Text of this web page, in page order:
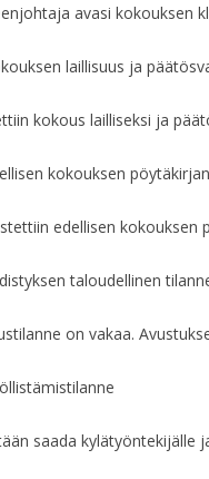
avasi kokouksen
laillisuus ja
kokous lailliseksi ja
kokouksen
edellisen kokouksen
taloudellinen
on vakaa.
saada kylätyöntekijälle